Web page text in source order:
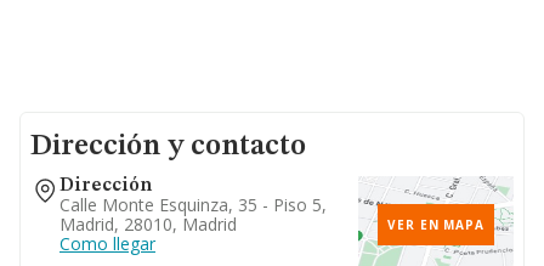
Dirección y contacto
Dirección
Calle Monte Esquinza, 35 - Piso 5,
Madrid, 28010, Madrid
Como llegar
VER EN MAPA